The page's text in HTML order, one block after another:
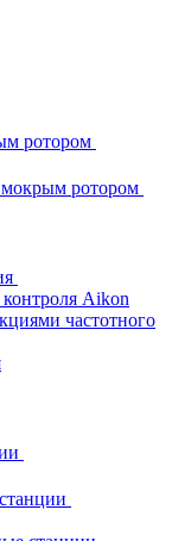
ротором
ротором
Aikon
частотного